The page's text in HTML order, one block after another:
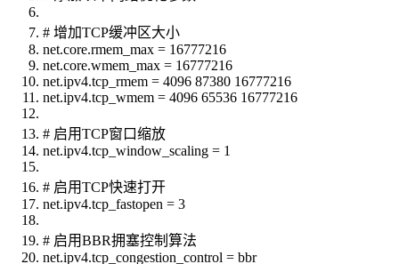
# 增加TCP缓冲区大小
net.core.rmem_max = 16777216
net.core.wmem_max = 16777216
net.ipv4.tcp_rmem = 4096 87380 16777216
net.ipv4.tcp_wmem = 4096 65536 16777216
# 启用TCP窗口缩放
net.ipv4.tcp_window_scaling = 1
# 启用TCP快速打开
net.ipv4.tcp_fastopen = 3
# 启用BBR拥塞控制算法
net.ipv4.tcp_congestion_control = bbr